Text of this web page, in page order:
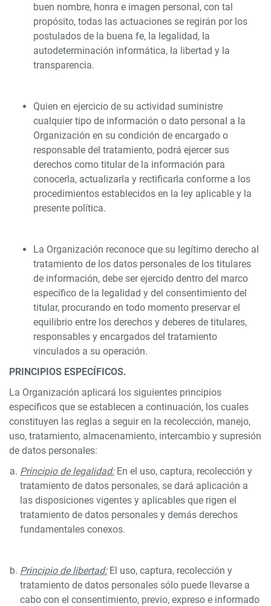
buen nombre, honra e imagen personal, con tal
propósito, todas las actuaciones se regirán por los
postulados de la buena fe, la legalidad, la
autodeterminación informática, la libertad y la
transparencia.
Quien en ejercicio de su actividad suministre
cualquier tipo de información o dato personal a la
Organización en su condición de encargado o
responsable del tratamiento, podrá ejercer sus
derechos como titular de la información para
conocerla, actualizarla y rectificarla conforme a los
procedimientos establecidos en la ley aplicable y la
presente política.
La Organización reconoce que su legítimo derecho al
tratamiento de los datos personales de los titulares
de información, debe ser ejercido dentro del marco
específico de la legalidad y del consentimiento del
titular, procurando en todo momento preservar el
equilibrio entre los derechos y deberes de titulares,
responsables y encargados del tratamiento
vinculados a su operación.
PRINCIPIOS ESPECÍFICOS.
La Organización aplicará los siguientes principios
específicos que se establecen a continuación, los cuales
constituyen las reglas a seguir en la recolección, manejo,
uso, tratamiento, almacenamiento, intercambio y supresión
de datos personales:
Principio de legalidad:En el uso, captura, recolección y
tratamiento de datos personales, se dará aplicación a
las disposiciones vigentes y aplicables que rigen el
tratamiento de datos personales y demás derechos
fundamentales conexos.
Principio de libertad:El uso, captura, recolección y
tratamiento de datos personales sólo puede llevarse a
cabo con el consentimiento, previo, expreso e informado